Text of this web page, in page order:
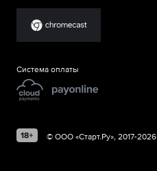
Система оплаты
© ООО «Старт.Ру», 2017-2026